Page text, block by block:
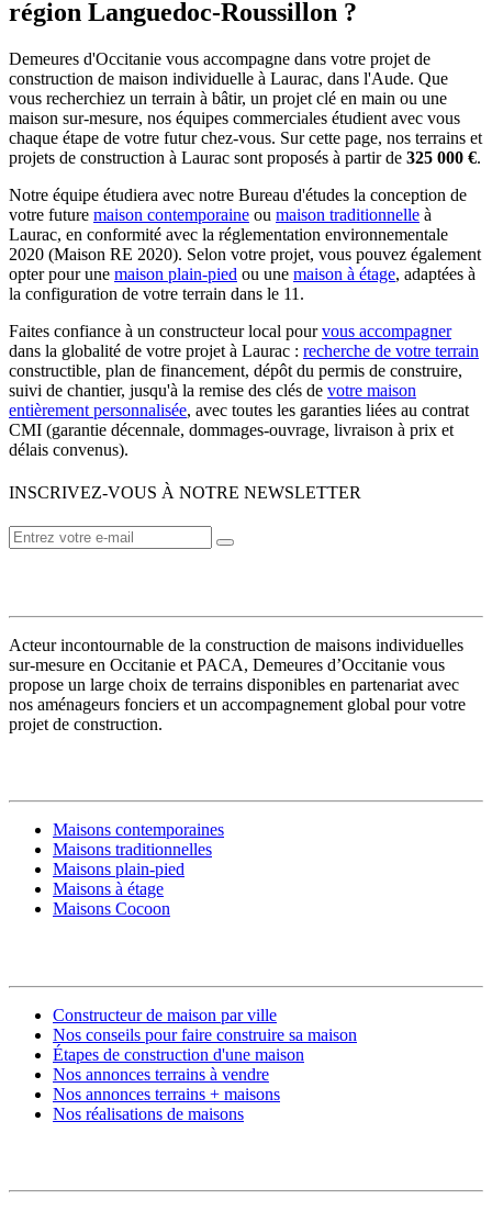
région Languedoc-Roussillon ?
Demeures d'Occitanie vous accompagne dans votre projet de
construction de maison individuelle à Laurac, dans l'Aude. Que
vous recherchiez un terrain à bâtir, un projet clé en main ou une
maison sur-mesure, nos équipes commerciales étudient avec vous
chaque étape de votre futur chez-vous. Sur cette page, nos terrains et
projets de construction à Laurac sont proposés à partir de 325 000 €.
Notre équipe étudiera avec notre Bureau d'études la conception de
votre future maison contemporaine ou maison traditionnelle à
Laurac, en conformité avec la réglementation environnementale
2020 (Maison RE 2020). Selon votre projet, vous pouvez également
opter pour une maison plain-pied ou une maison à étage, adaptées à
la configuration de votre terrain dans le 11.
Faites confiance à un constructeur local pourvous accompagner
dans la globalité de votre projet à Laurac : recherche de votre terrain
constructible, plan de financement, dépôt du permis de construire,
suivi de chantier, jusqu'à la remise des clés de votre maison
entièrement personnalisée, avec toutes les garanties liées au contrat
CMI (garantie décennale, dommages-ouvrage, livraison à prix et
délais convenus).
INSCRIVEZ-VOUS À NOTRE NEWSLETTER
Acteur incontournable de la construction de maisons individuelles
sur-mesure en Occitanie et PACA, Demeures d’Occitanie vous
propose un large choix de terrains disponibles en partenariat avec
nos aménageurs fonciers et un accompagnement global pour votre
projet de construction.
Maisons contemporaines
Maisons traditionnelles
Maisons plain-pied
Maisons à étage
Maisons Cocoon
Constructeur de maison par ville
Nos conseils pour faire construire sa maison
Étapes de construction d'une maison
Nos annonces terrains à vendre
Nos annonces terrains + maisons
Nos réalisations de maisons